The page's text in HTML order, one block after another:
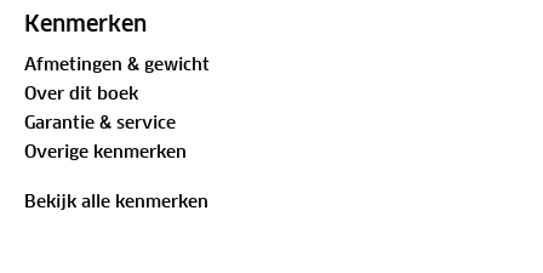
Wandelpaden), streekpaden en knooppunten. De
horeca, musea en toeristische informatie. In totaal
zijn er 40 wandelregiokaarten verkrijgbaar.
Kenmerken
Afmetingen & gewicht
Over dit boek
Garantie & service
Overige kenmerken
Bekijk alle kenmerken